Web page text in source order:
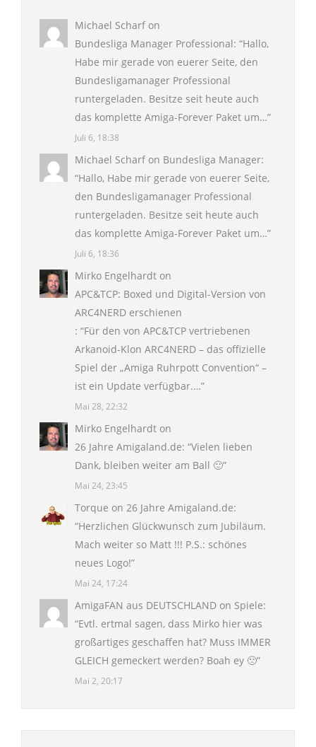
Michael Scharf on
Bundesliga Manager Professional: “Hallo,
Habe mir gerade von euerer Seite, den
Bundesligamanager Professional
runtergeladen. Besitze seit heute auch
das komplette Amiga-Forever Paket um…”
Juli 6, 18:38
Michael Scharf on Bundesliga Manager:
“Hallo, Habe mir gerade von euerer Seite,
den Bundesligamanager Professional
runtergeladen. Besitze seit heute auch
das komplette Amiga-Forever Paket um…”
Juli 6, 18:36
Mirko Engelhardt on
APC&TCP: Boxed und Digital-Version von
ARC4NERD erschienen
: “Für den von APC&TCP vertriebenen
Arkanoid-Klon ARC4NERD – das offizielle
Spiel der „Amiga Ruhrpott Convention“ –
ist ein Update verfügbar.…”
Mai 28, 22:32
Mirko Engelhardt on
26 Jahre Amigaland.de: “Vielen lieben
Dank, bleiben weiter am Ball 🙂”
Mai 24, 23:45
Torque on 26 Jahre Amigaland.de:
“Herzlichen Glückwunsch zum Jubiläum.
Mach weiter so Matt !!! P.S.: schönes
neues Logo!”
Mai 24, 17:24
AmigaFAN aus DEUTSCHLAND on Spiele:
“Evtl. ertmal sagen, dass Mirko hier was
großartiges geschaffen hat? Muss IMMER
GLEICH gemeckert werden? Boah ey 🙁”
Mai 2, 20:17